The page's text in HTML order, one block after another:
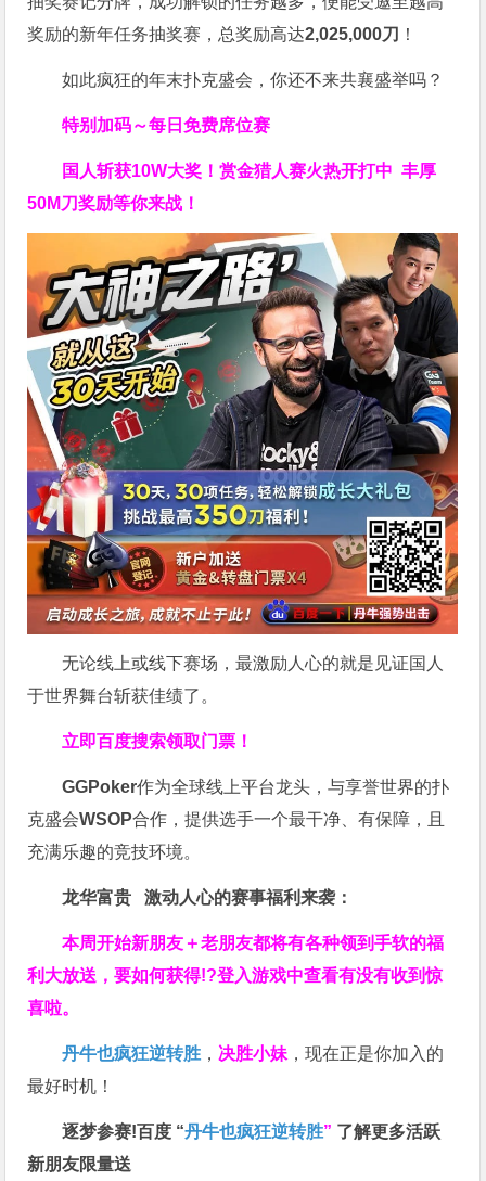
奖励的新年任务抽奖赛，总奖励高达2,025,000刀 ！
如此疯狂的年末扑克盛会，你还不来共襄盛举吗？
特别加码～每日免费席位赛
国人斩获10W大奖！赏金猎人赛火热开打中 丰厚
50M刀奖励等你来战！
无论线上或线下赛场，最激励人心的就是见证国人
于世界舞台斩获佳绩了。
立即百度搜索领取门票！
GGPoker作为全球线上平台龙头，与享誉世界的扑
克盛会WSOP合作，提供选手一个最干净、有保障，且
充满乐趣的竞技环境。
龙华富贵 激动人心的赛事福利来袭：
本周开始新朋友＋老朋友都将有各种领到手软的福
利大放送，要如何获得!?登入游戏中查看有没有收到惊
喜啦。
丹牛也疯狂逆转胜 ， 决胜小妹 ，现在正是你加入的
最好时机！
逐梦参赛!百度 “丹牛也疯狂逆转胜” 了解更多活跃
新朋友限量送